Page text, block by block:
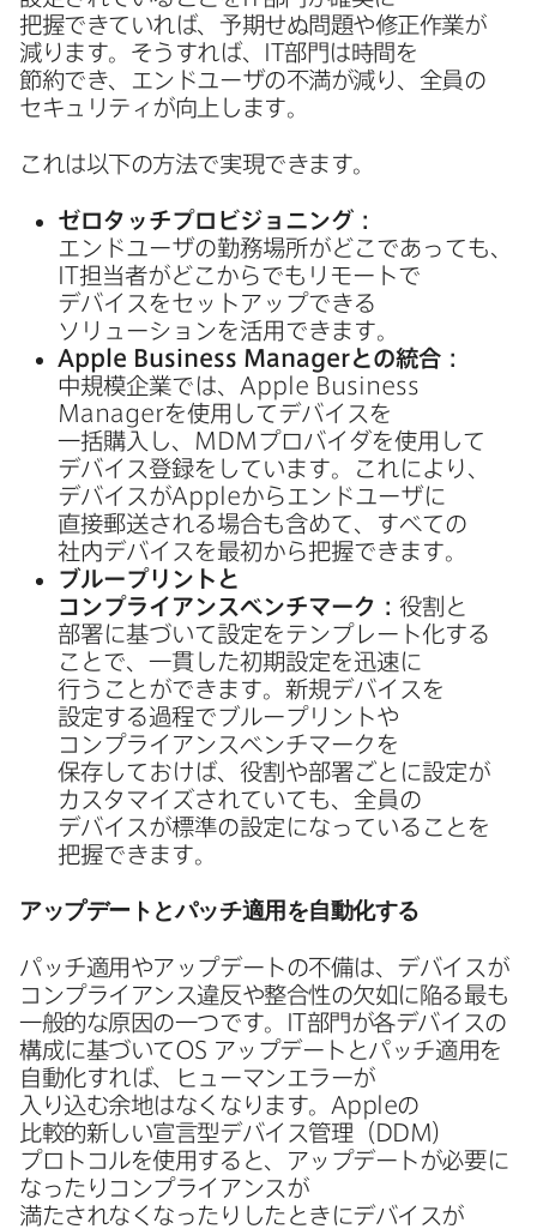
把握できていれば、​予期せぬ問題や​修正作業が​
減ります。​そう​すれば、
IT部門は​時間を​
節約でき、​エンドユーザの​不満が​減り、​全員の​
セキュリティが​向上します。
これは​以下の​方法で​実現できます。
ゼロタッチプロビジョニング：
エンドユーザの​勤務場所が​どこであっても、
IT担当者が​どこから​でも​リモートで​
デバイスを​セットアップできる​
ソリューションを​活用できます。
Apple Business Managerとの​統合：
中規模企業では、 Apple Business
Managerを​使用して​デバイスを​
一括購入し、
MDM プロバイダを​使用して​
デバイス登録を​しています。​これに​より、​
デバイスがAppleから​エンドユーザに​
直接郵送される​場合も​含めて、​すべての​
社内デバイスを​最初から​把握できます。
ブループリントと​
コンプライアンスベンチマーク： 役割と​
部署に​基づいて​設定を​テンプレート化する​
ことで、​一貫した​初期設定を​迅速に​
行うことができます。​新規デバイスを​
設定する​過程で​ブループリントや​
コンプライアンスベンチマークを​
保存しておけば、​役割や​部​署ごとに​設定が​
カスタマイズされていても、​全員の​
デバイスが​標準の​設定に​なっている​ことを​
把握できます。
アップデートと​パッチ適用を​自動化する
パッチ適用や​アップデートの​不備は、​デバイスが​
コンプライアンス違反や​整合性の​欠如に​陥る​最も​
一般的な​原因の​一つです。
IT部門が​各デバイスの​
構成に​基づいてOS アップデートと​パッチ適用を​
自動化すれば、​ヒューマンエラーが​
入り込む余地は​なくなります。 Appleの​
比較的新しい​宣言型デバイス管理​（ DDM）​
プロトコルを​使用すると、​アップデートが​必要に​
なったり​コンプライアンスが​
満たされなくなったりした​ときに​デバイスが​